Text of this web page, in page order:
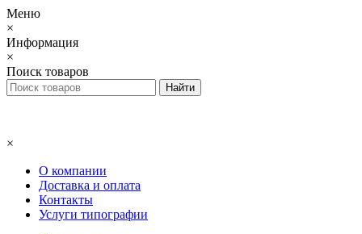
Меню
×
Информация
×
Поиск товаров
×
О компании
Доставка и оплата
Контакты
Услуги типографии